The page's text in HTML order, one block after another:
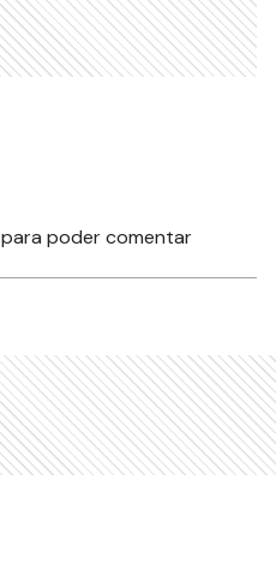
para poder comentar